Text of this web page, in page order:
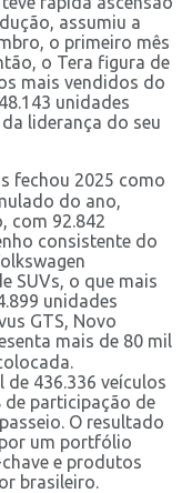
assumiu a
o primeiro mês
o Tera figura de
mais vendidos do
unidades
liderança do seu
fechou 2025 como
do ano,
com 92.842
consistente do
SUVs, o que mais
unidades
GTS, Novo
mais de 80 mil
436.336 veículos
de participação de
O resultado
um portfólio
e produtos
brasileiro.